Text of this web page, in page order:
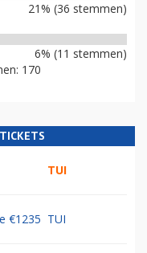
21% (36 stemmen)
6% (11 stemmen)
170
TUI
€1235 TUI